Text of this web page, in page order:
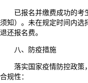
已报名并缴费成功的考生
须知）。未在规定时间内选
退还报名费。
八、防疫措施
落实国家疫情防控政策，
合规性：